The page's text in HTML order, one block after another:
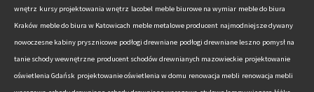
wnętrz kursy projektowania wnętrz lacobel meble biurowe na wymiar meble do biura
Kraków meble do biura w Katowicach meble metalowe producent najmodniejsze dywany
nowoczesne kabiny prysznicowe podłogi drewniane podłogi drewniane leszno pomysł na
tanie schody wewnętrzne producent schodów drewnianych mazowieckie projektowanie
oświetlenia Gdańsk projektowanie oświetlenia w domu renowacja mebli renowacja mebli